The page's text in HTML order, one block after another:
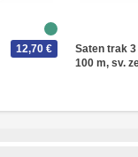
12,70 €
Saten trak
100 m, sv.